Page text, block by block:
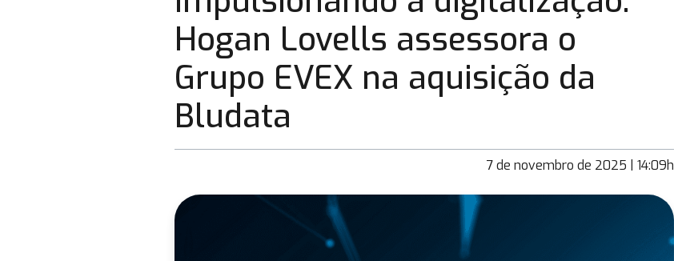
Hogan Lovells assessora o
Grupo EVEX na aquisição da
Bludata
7 de novembro de 2025 | 14:09h